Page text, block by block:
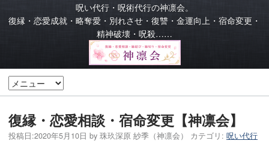
呪い代行・呪術代行の神凛会。
復縁・恋愛成就・略奪愛・別れさせ・復讐・金運向上・宿命変更・
精神破壊・呪殺……
復縁・恋愛相談・宿命変更【神凛会】
投稿日:2020年5月10日 by 珠玖深原 紗季（神凛会） カテゴリ: 呪い代行